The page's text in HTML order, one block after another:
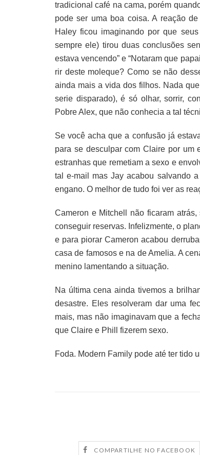
tradicional café na cama, porém
pode ser uma boa coisa. A reação
Haley ficou imaginando por que
sempre ele) tirou duas conclusões
estava vencendo” e “Notaram que
rir deste moleque? Como se não
ainda mais a vida dos filhos. Nada
serie disparado), é só olhar, sorrir,
Pobre Alex, que não conhecia a tal
Se você acha que a confusão já
para se desculpar com Claire por um
estranhas que remetiam a sexo e
tal e-mail mas Jay acabou salvando
engano. O melhor de tudo foi ver as
Cameron e Mitchell não ficaram
conseguir reservas. Infelizmente, o
e para piorar Cameron acabou
casa de famosos e na de Amelia. A
menino lamentando a situação.
Na última cena ainda tivemos a
desastre. Eles resolveram dar uma
mais, mas não imaginavam que a
que Claire e Phill fizerem sexo.
Foda. Modern Family pode até ter tido
COMPARTILHE NO FACEBOOK